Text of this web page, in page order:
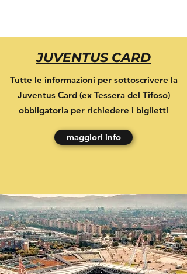
JUVENTUS CARD
Tutte le informazioni per sottoscrivere la
Juventus Card (ex Tessera del Tifoso)
obbligatoria per richiedere i biglietti
maggiori info